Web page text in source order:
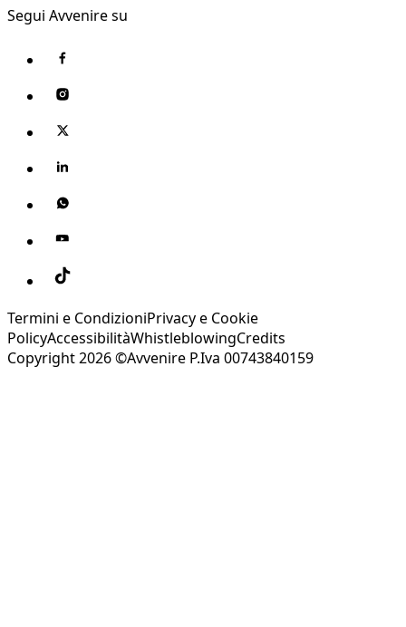
Segui Avvenire su
Termini e CondizioniPrivacy e Cookie
PolicyAccessibilitàWhistleblowingCredits
Copyright 2026 ©Avvenire P.Iva 00743840159